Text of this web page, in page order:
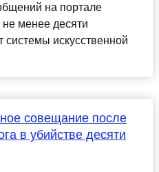
на портале
менее десяти
системы искусственной
совещание после
в убийстве десяти